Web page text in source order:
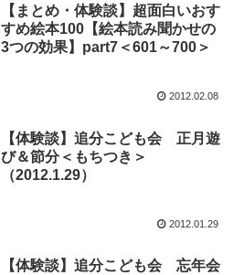
【まとめ・体験談】超面白いおす
すめ絵本100【絵本読み聞かせの
3つの効果】part7＜601～700＞
2012.02.08
【体験談】追分こども会 正月遊
び＆節分＜もちつき＞
（2012.1.29）
2012.01.29
【体験談】追分こども会 忘年会